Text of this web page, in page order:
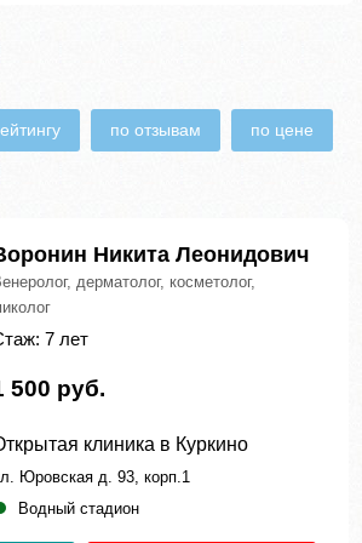
по отзывам по цене
Никита Леонидович
дерматолог, косметолог,
7 лет
500 руб.
клиника в Куркино
Юровская д. 93, корп.1
Водный стадион